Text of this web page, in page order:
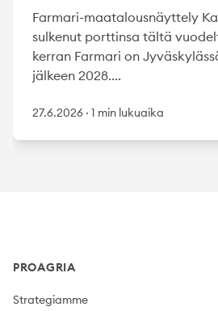
Farmari-maatalousnäyttely
sulkenut porttinsa tältä
kerran Farmari on
jälkeen 2028....
27.6.2026 · 1 min lukuaika
PROAGRIA
Strategiamme